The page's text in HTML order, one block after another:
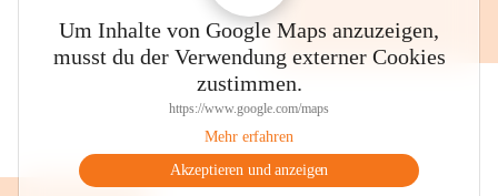
Um Inhalte von Google Maps anzuzeigen,
musst du der Verwendung externer Cookies
zustimmen.
https://www.google.com/maps
Mehr erfahren
Akzeptieren und anzeigen